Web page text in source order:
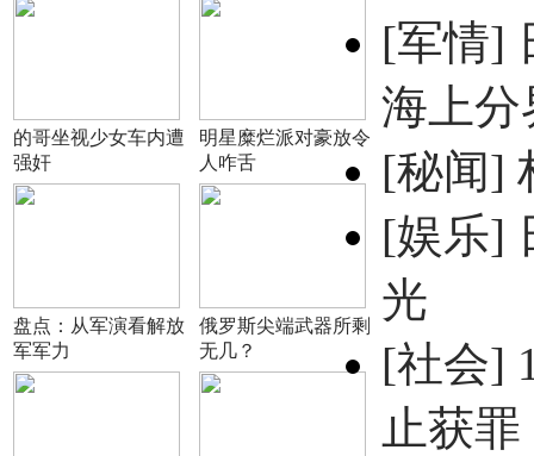
的哥坐视少女车内遭
强奸
明星糜烂派对豪放令
人咋舌
盘点：从军演看解放
军军力
俄罗斯尖端武器所剩
无几？
[军情]
海上分
[秘闻]
[娱乐]
光
[社会]
止获罪